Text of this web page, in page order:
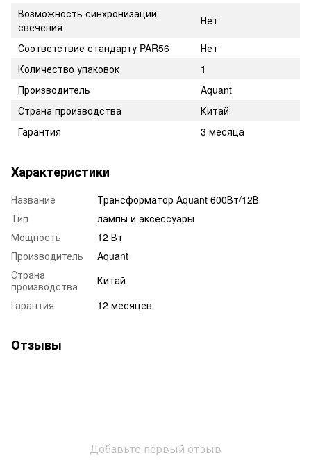
Возможность синхронизации
свечения
Нет
Соответствие стандарту PAR56
Нет
Количество упаковок
1
Производитель
Aquant
Страна производства
Китай
Гарантия
3 месяца
Характеристики
Название
Трансформатор Aquant 600Вт/12В
Тип
лампы и аксессуары
Мощность
12 Вт
Производитель
Aquant
Страна
производства
Китай
Гарантия
12 месяцев
Отзывы
Добавьте первый отзыв